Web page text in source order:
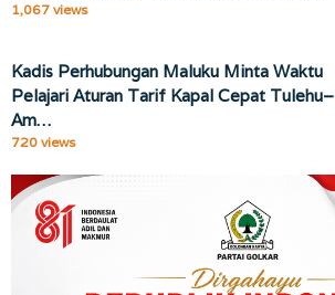
1,067 views
Kadis Perhubungan Maluku Minta Waktu
Pelajari Aturan Tarif Kapal Cepat Tulehu–
Am…
720 views